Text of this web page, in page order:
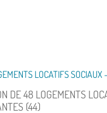
LOCATIFS
DE 48 LOGEMENTS
(44)